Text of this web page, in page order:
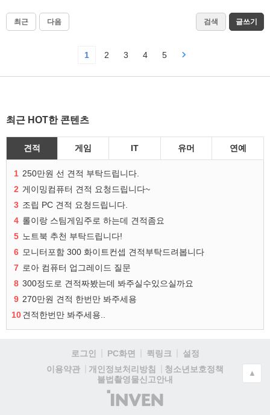
최근 다음 검색 글쓰기
1 2 3 4 5
최근 HOT한 콘텐츠
견적 게임 IT 유머 연예
1 250만원 선 견적 부탁드립니다.
2 게이밍컴퓨터 견적 요청드립니다~
3 조립 PC 견적 요청드립니다.
4 롤이랑 스팀게임주로 하는데 견적좀요
5 노트북 추천 부탁드립니다!
6 모니터포함 300 화이트컨셉 견적부탁드려봅니다
7 로아 컴퓨터 업그레이드 질문
8 300정도로 견적짜봤는데 봐주실수있으실까요
9 270만원 견적 한번만 봐주세용
10견적한번만 봐주세용..
로그인 PC화면 퀵링크
설정
이용약관
개인정보처리방침
청소년보호정책
불법촬영물신고안내
(주)
인
▲